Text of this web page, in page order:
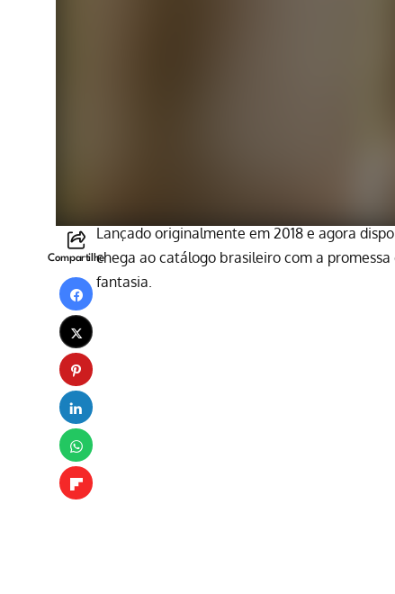
Compartilhe
Lançado originalmente em 2018 e agora
chega ao catálogo brasileiro com a
fantasia.